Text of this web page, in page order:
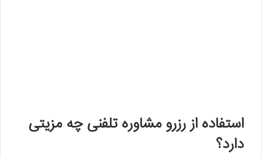
استفاده از رزرو مشاوره تلفنی چه مزیتی
دارد؟